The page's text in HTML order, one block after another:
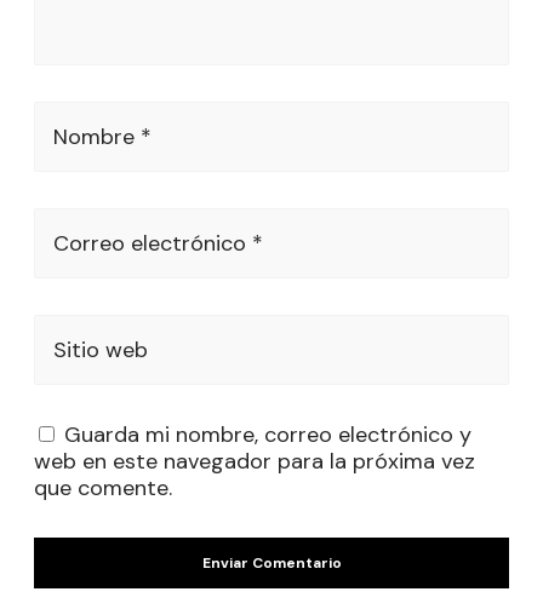
Nombre *
Correo electrónico *
Sitio web
Guarda mi nombre, correo electrónico y
web en este navegador para la próxima vez
que comente.